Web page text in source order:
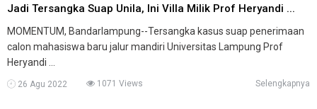
Jadi Tersangka Suap Unila, Ini Villa Milik Prof Heryandi ...
MOMENTUM, Bandarlampung--Tersangka kasus suap penerimaan
calon mahasiswa baru jalur mandiri Universitas Lampung Prof
Heryandi ...
26 Agu 2022 1071 Views Selengkapnya